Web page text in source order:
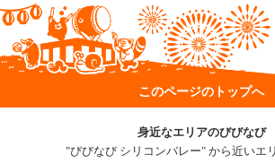
このページのトップへ
身近なエリアのびびなび
"びびなび シリコンバレー" から近いエ